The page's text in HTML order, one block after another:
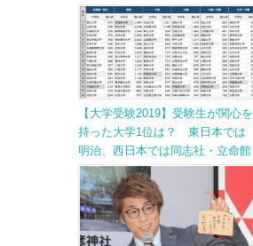
【大学受験2019】受験生が関心を
持った大学1位は？ 東日本では
明治、西日本では同志社・立命館